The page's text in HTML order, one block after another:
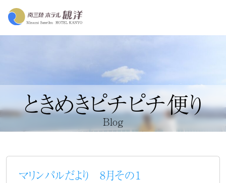
ときめきピチピチ便り
Blog
マリンパルだより 8月その１